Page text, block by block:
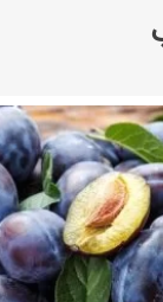
تهیه پنکیک با شیره
تهیه پش ملبا (پیچ